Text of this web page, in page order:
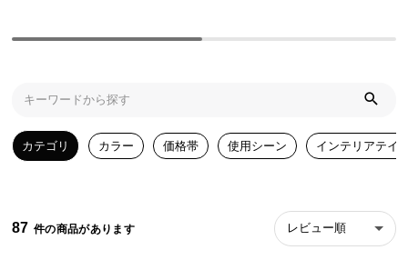
品
リ
カテゴリ カラー 価格帯 使用シーン インテリアテイ
87 レビュー順